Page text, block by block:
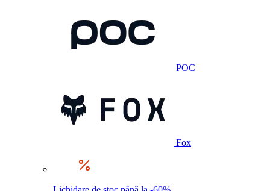
POC
Fox